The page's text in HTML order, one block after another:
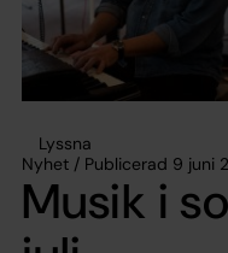
Lyssna
Nyhet / Publicerad 9 juni
Musik i